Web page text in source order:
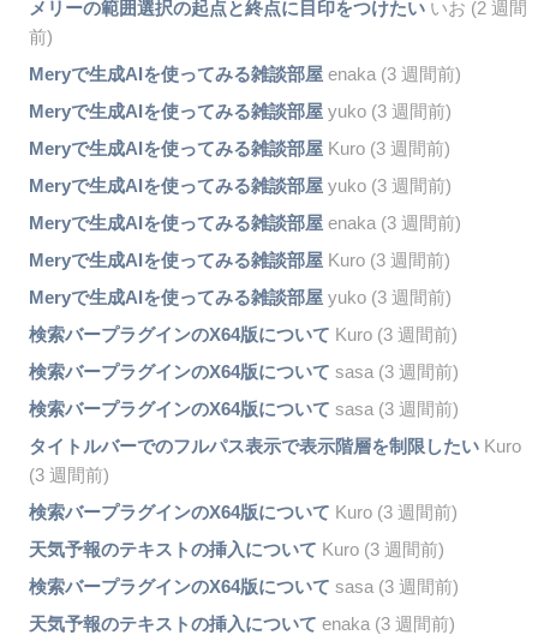
メリーの範囲選択の起点と終点に目印をつけたいいお (2 週間
前)
Meryで生成AIを使ってみる雑談部屋enaka (3 週間前)
Meryで生成AIを使ってみる雑談部屋yuko (3 週間前)
Meryで生成AIを使ってみる雑談部屋Kuro (3 週間前)
Meryで生成AIを使ってみる雑談部屋yuko (3 週間前)
Meryで生成AIを使ってみる雑談部屋enaka (3 週間前)
Meryで生成AIを使ってみる雑談部屋Kuro (3 週間前)
Meryで生成AIを使ってみる雑談部屋yuko (3 週間前)
検索バープラグインのX64版について Kuro (3 週間前)
検索バープラグインのX64版について sasa (3 週間前)
検索バープラグインのX64版について sasa (3 週間前)
タイトルバーでのフルパス表示で表示階層を制限したいKuro
(3 週間前)
検索バープラグインのX64版について Kuro (3 週間前)
天気予報のテキストの挿入について Kuro (3 週間前)
検索バープラグインのX64版について sasa (3 週間前)
天気予報のテキストの挿入について enaka (3 週間前)